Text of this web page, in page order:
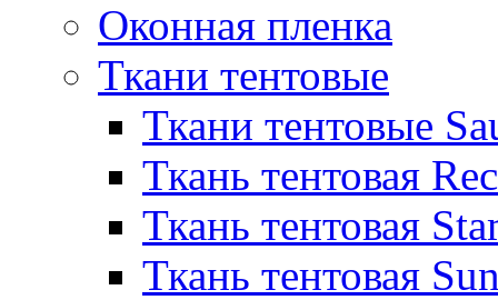
Оконная пленка
Ткани тентовые
Ткани тентовые
Ткань тентовая
Ткань тентовая
Ткань тентовая